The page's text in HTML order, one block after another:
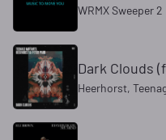
WRMX Sweeper 2
Dark Clouds
Heerhorst,